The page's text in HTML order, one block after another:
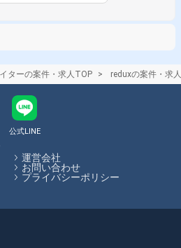
る
JavaScript AWS
CSS
バックエンドエンジニア
サーバーサイドエンジニア
ア
ターの案件・求人TOP reduxの案件・求人
公式LINE
運営会社
お問い合わせ
プライバシーポリシー